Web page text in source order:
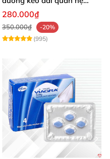
chống xuất tinh sớm hộp 4
280.000₫
350.000₫
-20%
(995)